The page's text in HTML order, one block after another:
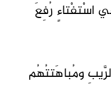
اسْتفْتاءٍ رُفِعَ
ومُباهَتتُهُم